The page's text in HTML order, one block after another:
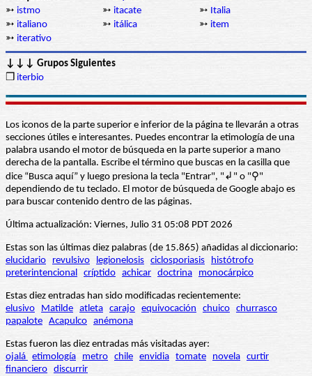
➳ istmo ➳ itacate ➳ Italia
➳ italiano ➳ itálica ➳ item
➳ iterativo
↓↓↓ Grupos Siguientes
❒ iterbio
Los iconos de la parte superior e inferior de la página te llevarán a otras
secciones útiles e interesantes. Puedes encontrar la etimología de una
palabra usando el motor de búsqueda en la parte superior a mano
derecha de la pantalla. Escribe el término que buscas en la casilla que
dice “Busca aquí” y luego presiona la tecla "Entrar", "↲" o "⚲"
dependiendo de tu teclado. El motor de búsqueda de Google abajo es
para buscar contenido dentro de las páginas.
Última actualización: Viernes, Julio 31 05:08 PDT 2026
Estas son las últimas diez palabras (de 15.865) añadidas al diccionario:
elucidario
revulsivo legionelosis ciclosporiasis
histótrofo
preterintencional críptido achicar doctrina monocárpico
Estas diez entradas han sido modificadas recientemente:
elusivo
Matilde atleta carajo equivocación chuico churrasco
papalote Acapulco anémona
Estas fueron las diez entradas más visitadas ayer:
ojalá etimología metro chile envidia tomate novela curtir
financiero discurrir